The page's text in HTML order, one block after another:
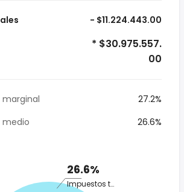
- $11.224.443.00
* $30.975.557.
00
marginal
27.2%
medio
26.6%
26.6%
Impuestos totales